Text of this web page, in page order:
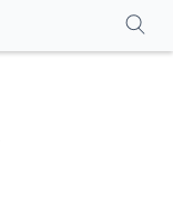
सामान्य प्रश्न